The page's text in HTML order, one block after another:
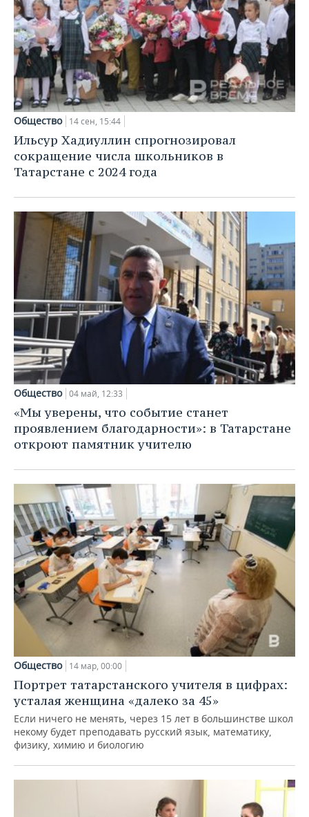
Общество 14 сен, 15:44
Ильсур Хадиуллин спрогнозировал
сокращение числа школьников в
Татарстане с 2024 года
Общество 04 май, 12:33
«Мы уверены, что событие станет
проявлением благодарности»: в Татарстане
откроют памятник учителю
Общество 14 мар, 00:00
Портрет татарстанского учителя в цифрах:
усталая женщина «далеко за 45»
Если ничего не менять, через 15 лет в большинстве школ
некому будет преподавать русский язык, математику,
физику, химию и биологию